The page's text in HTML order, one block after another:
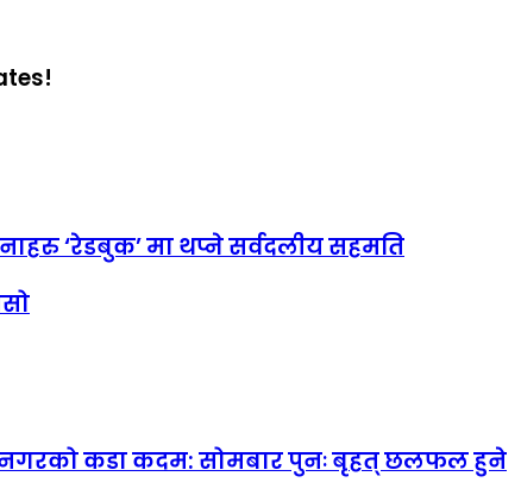
‘रेडबुक’ मा थप्ने सर्वदलीय सहमति
कडा कदम: सोमबार पुनः बृहत् छलफल हुने